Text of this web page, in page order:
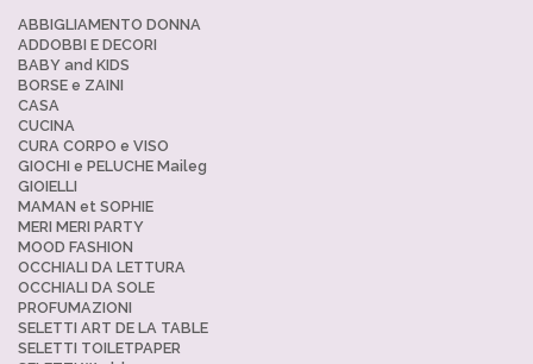
ABBIGLIAMENTO DONNA
ADDOBBI E DECORI
BABY and KIDS
BORSE e ZAINI
CASA
CUCINA
CURA CORPO e VISO
GIOCHI e PELUCHE Maileg
GIOIELLI
MAMAN et SOPHIE
MERI MERI PARTY
MOOD FASHION
OCCHIALI DA LETTURA
OCCHIALI DA SOLE
PROFUMAZIONI
SELETTI ART DE LA TABLE
SELETTI TOILETPAPER